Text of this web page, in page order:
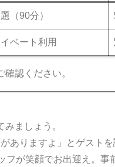
（90分）
ベート利用
確認ください。
ましょう。
りますよ」とゲストを
が笑顔でお出迎え。事